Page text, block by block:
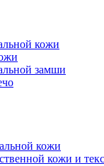
кожи
замши
кожи
кожи и